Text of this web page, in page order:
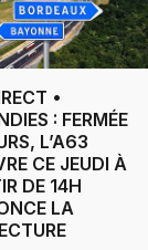
•
: FERMÉE
L’A63
CE JEUDI À
DE 14H
LA